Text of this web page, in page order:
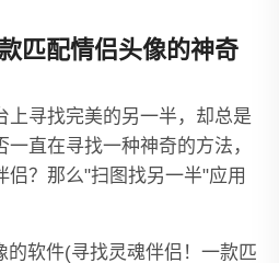
匹配情侣头像的神奇
上寻找完美的另一半，却总是
直在寻找一种神奇的方法，
侣？那么"扫图找另一半"应用